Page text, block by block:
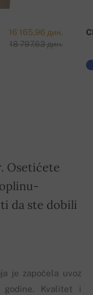
16 165,96 дин.
18 797,63 дин.
Osetićete
da ste dobili
je započela uvoz
godine. Kvalitet i